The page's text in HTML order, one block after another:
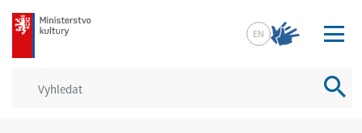
mkcr.cz
EN